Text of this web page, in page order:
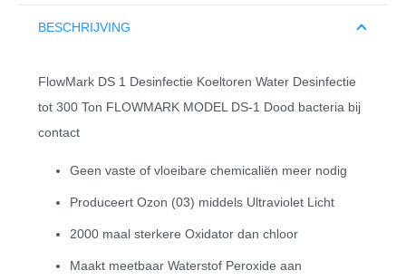
BESCHRIJVING
FlowMark DS 1 Desinfectie Koeltoren Water Desinfectie
tot 300 Ton FLOWMARK MODEL DS-1 Dood bacteria bij
contact
Geen vaste of vloeibare chemicaliën meer nodig
Produceert Ozon (03) middels Ultraviolet Licht
2000 maal sterkere Oxidator dan chloor
Maakt meetbaar Waterstof Peroxide aan